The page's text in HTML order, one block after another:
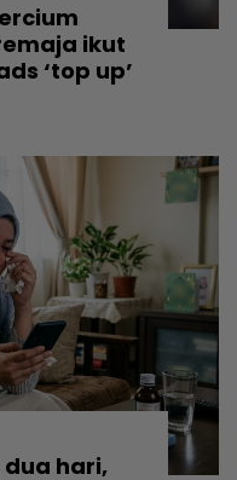
ikut
‘top up’
hari,